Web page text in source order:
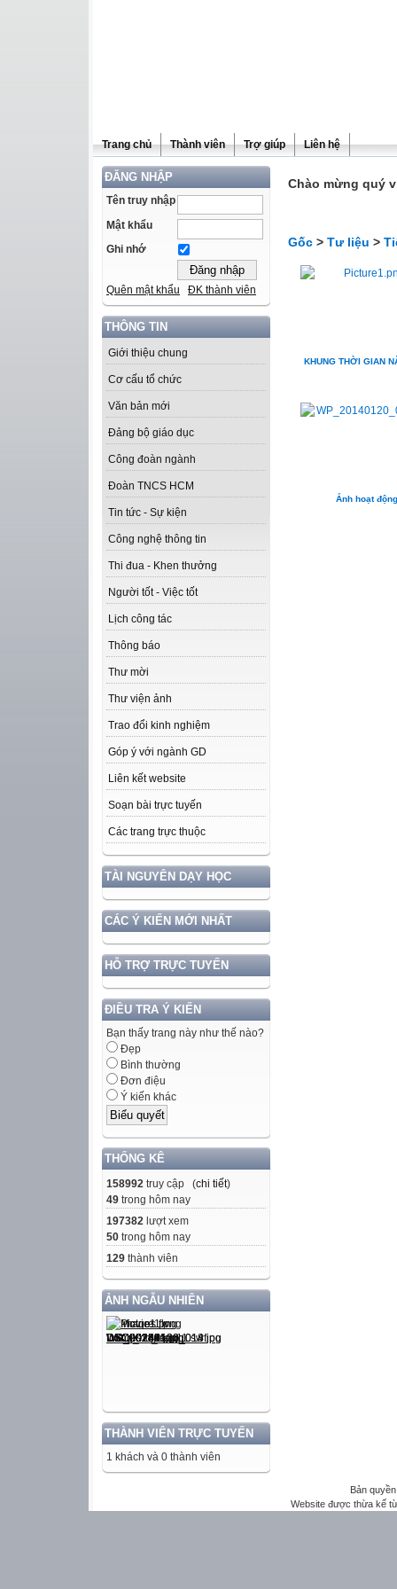
Trang chủ Thành viên Trợ giúp Liên hệ
ĐĂNG NHẬP
Tên truy nhập
Mật khẩu
Ghi nhớ
Quên mật khẩu ĐK thành viên
THÔNG TIN
Giới thiệu chung
Cơ cấu tổ chức
Văn bản mới
Đảng bộ giáo dục
Công đoàn ngành
Đoàn TNCS HCM
Tin tức - Sự kiện
Công nghệ thông tin
Thi đua - Khen thưởng
Người tốt - Việc tốt
Lịch công tác
Thông báo
Thư mời
Thư viện ảnh
Trao đổi kinh nghiệm
Góp ý với ngành GD
Liên kết website
Soạn bài trực tuyến
Các trang trực thuộc
TÀI NGUYÊN DẠY HỌC
CÁC Ý KIẾN MỚI NHẤT
HỖ TRỢ TRỰC TUYẾN
ĐIỀU TRA Ý KIẾN
Bạn thấy trang này như thế nào?
Đẹp
Bình thường
Đơn điệu
Ý kiến khác
THỐNG KÊ
158992 truy cập (chi tiết)
49 trong hôm nay
197382 lượt xem
50 trong hôm nay
129 thành viên
ẢNH NGẪU NHIÊN
THÀNH VIÊN TRỰC TUYẾN
1 khách và 0 thành viên
Chào mừng quý
Gốc > Tư liệu >
KHUNG THỜI GIAN
Ảnh hoạt động
Bản
Website được thừa kế